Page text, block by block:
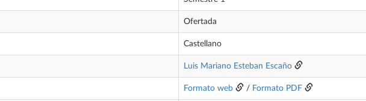
Ofertada
Castellano
Luis Mariano Esteban Escaño
Formato web / Formato PDF